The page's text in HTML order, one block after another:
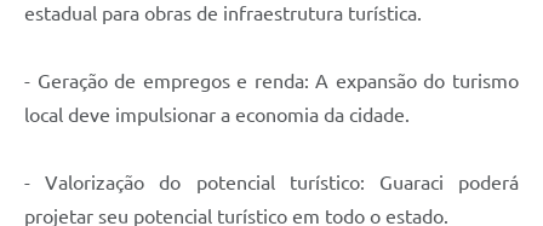
estadual para obras de infraestrutura turística.
- Geração de empregos e renda: A expansão do turismo
local deve impulsionar a economia da cidade.
- Valorização do potencial turístico: Guaraci poderá
projetar seu potencial turístico em todo o estado.